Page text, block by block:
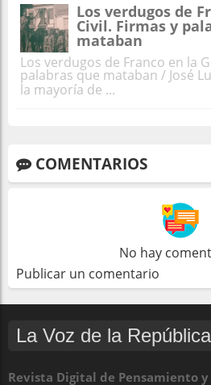
Los verdugos de
Civil. Firmas y
mataban
Los verdugos de Franco en la
palabras que mataban / José
la mayoría de ...
COMENTARIOS
No hay
Publicar un comentario
La Voz de la
Revista Digital de Pensamiento